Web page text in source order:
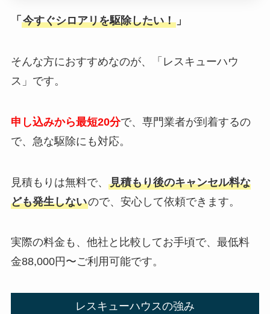
「 今すぐシロアリを駆除したい！」
そんな方におすすめなのが、「レスキューハウ
ス」です。
申し込みから最短20分で、専門業者が到着するの
で、急な駆除にも対応。
見積もりは無料で、 見積もり後のキャンセル料な
ども発生しないので、安心して依頼できます。
実際の料金も、他社と比較してお手頃で、最低料
金88,000円〜ご利用可能です。
レスキューハウスの強み